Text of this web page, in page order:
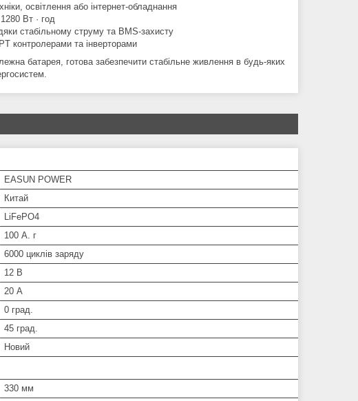
освітлення або інтернет‑обладнання
Вт · год
стабільному струму та BMS‑захисту
контролерами та інверторами
батарея, готова забезпечити стабільне живлення в будь-яких
EASUN POWER
Китай
LiFePO4
100 А. г
6000 циклів заряду
12 В
20 А
0 град.
45 град.
Новий
330 мм